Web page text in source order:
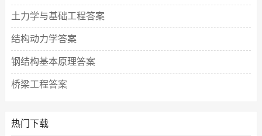
土力学与基础工程答案
结构动力学答案
钢结构基本原理答案
桥梁工程答案
热门下载